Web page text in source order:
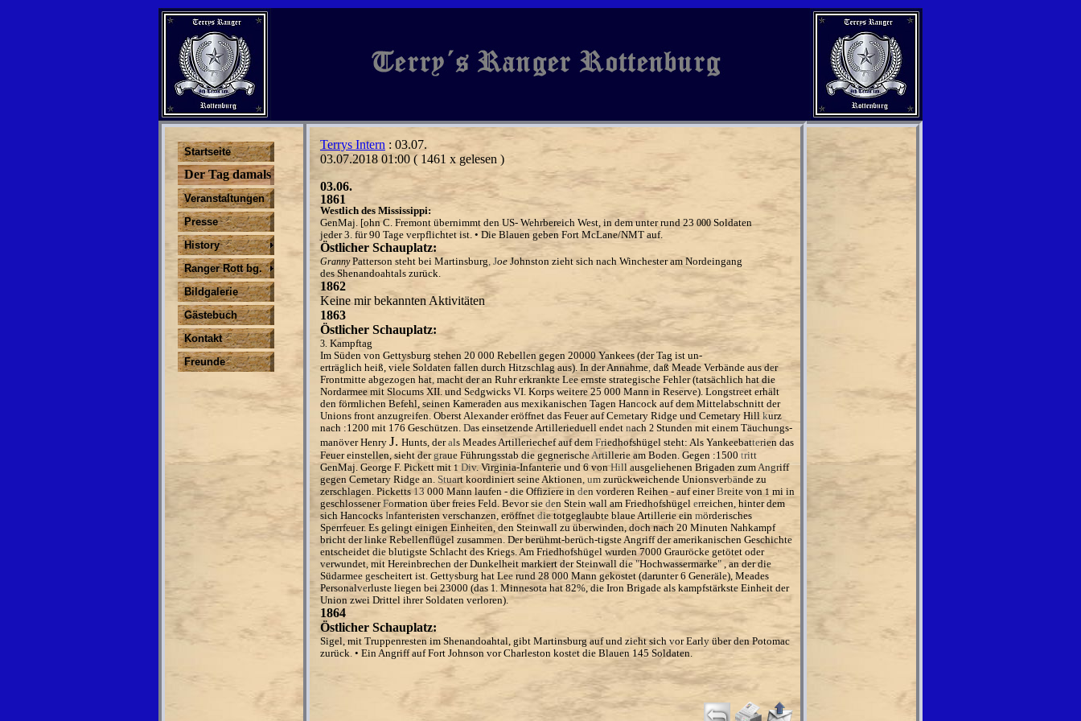
Startseite
Der Tag damals
Veranstaltungen
Presse
History
Ranger Rott bg.
Bildgalerie
Gästebuch
Kontakt
Freunde
Terrys Intern : 03.07.
03.07.2018 01:00 ( 1461 x gelesen )
03.06.
1861
Westlich des Mississippi:
GenMaj. [ohn C. Fremont übernimmt den US- Wehrbereich West, in dem unter rund 23 000 Soldaten
jeder 3. für 90 Tage verpflichtet ist. • Die Blauen geben Fort McLane/NMT auf.
Östlicher Schauplatz:
GrannyPatterson steht bei Martinsburg, Joe Johnston zieht sich nach Winchester am Nordeingang
des Shenandoahtals zurück.
1862
Keine mir bekannten Aktivitäten
1863
Östlicher Schauplatz:
3. Kampftag
Im Süden von Gettysburg stehen 20 000 Rebellen gegen 20000Yankees (derTag ist un-
erträglich heiß, viele Soldaten fallen durch Hitzschlag aus). In derAnnahme, daßMeade Verbände aus der
Frontmitte abgezogen hat, macht der an Ruhr erkrankte Leeernste strategische Fehler(tatsächlich hat die
Nordarmee mit Slocums XII. und Sedgwicks VI. Korps weitere25 000 Mann in Reserve). Longstreet erhält
den förmlichen Befehl, seinen Kameraden aus mexikanischen Tagen Hancock aufdem Mittelabschnitt der
Unions front anzugreifen. OberstAlexander eröffnet das Feuer aufCemetary Ridge und Cemetary Hill kurz
nach :1200 mit 176 Geschützen. Das einsetzende Artillerieduell endet nach 2 Stunden mit einem Täuchungs-
manöver Henry J. Hunts, derals Meades Artilleriechef aufdem Friedhofshügel steht: Als Yankeebatterien das
Feuer einstellen, sieht dergraue Führungsstab die gegnerischeArtillerie am Boden. Gegen :1500 tritt
GenMaj. George F. Pickett mit 1 Div.Virginia-Infanterie und 6 vonHill ausgeliehenen Brigaden zumAngriff
gegen Cemetary Ridge an. Stuart koordiniert seineAktionen, um zurückweichende Unionsverbände zu
zerschlagen. Picketts13000 Mann laufen - die Offiziere in den vorderen Reihen - auf einerBreite von1 mi in
geschlossenerFormation über freies Feld. Bevor sie den Stein wall am Friedhofshügel erreichen, hinter dem
sich Hancocks Infanteristen verschanzen, eröffnet dietotgeglaubte blaue Artillerie ein mörderisches
Sperrfeuer. Es gelingt einigen Einheiten, den Steinwall zu überwinden, doch nach 20 Minuten Nahkampf
bricht der linke Rebellenflügel zusammen. Der berühmt-berüch-tigste Angriffder amerikanischen Geschichte
entscheidet die blutigste Schlacht des Kriegs. Am Friedhofshügel wurden 7000 Grauröcke getötet oder
verwundet, mit Hereinbrechen der Dunkelheit markiert der Steinwall die"Hochwassermarke" , an der die
Südarmee gescheitert ist. Gettysburg hat Lee rund 28 000 Mann gekostet (darunter 6 Generäle), Meades
Personalverluste liegen bei 23000 (das 1. Minnesota hat 82%, die Iron Brigade als kampfstärkste Einheit der
Union zwei Drittel ihrer Soldaten verloren).
1864
Östlicher Schauplatz:
Sigel, mit Truppenresten im Shenandoahtal, gibt Martinsburg auf und zieht sich vor Early über den Potomac
zurück. • Ein Angriff auf Fort Johnson vor Charleston kostet die Blauen 145 Soldaten.